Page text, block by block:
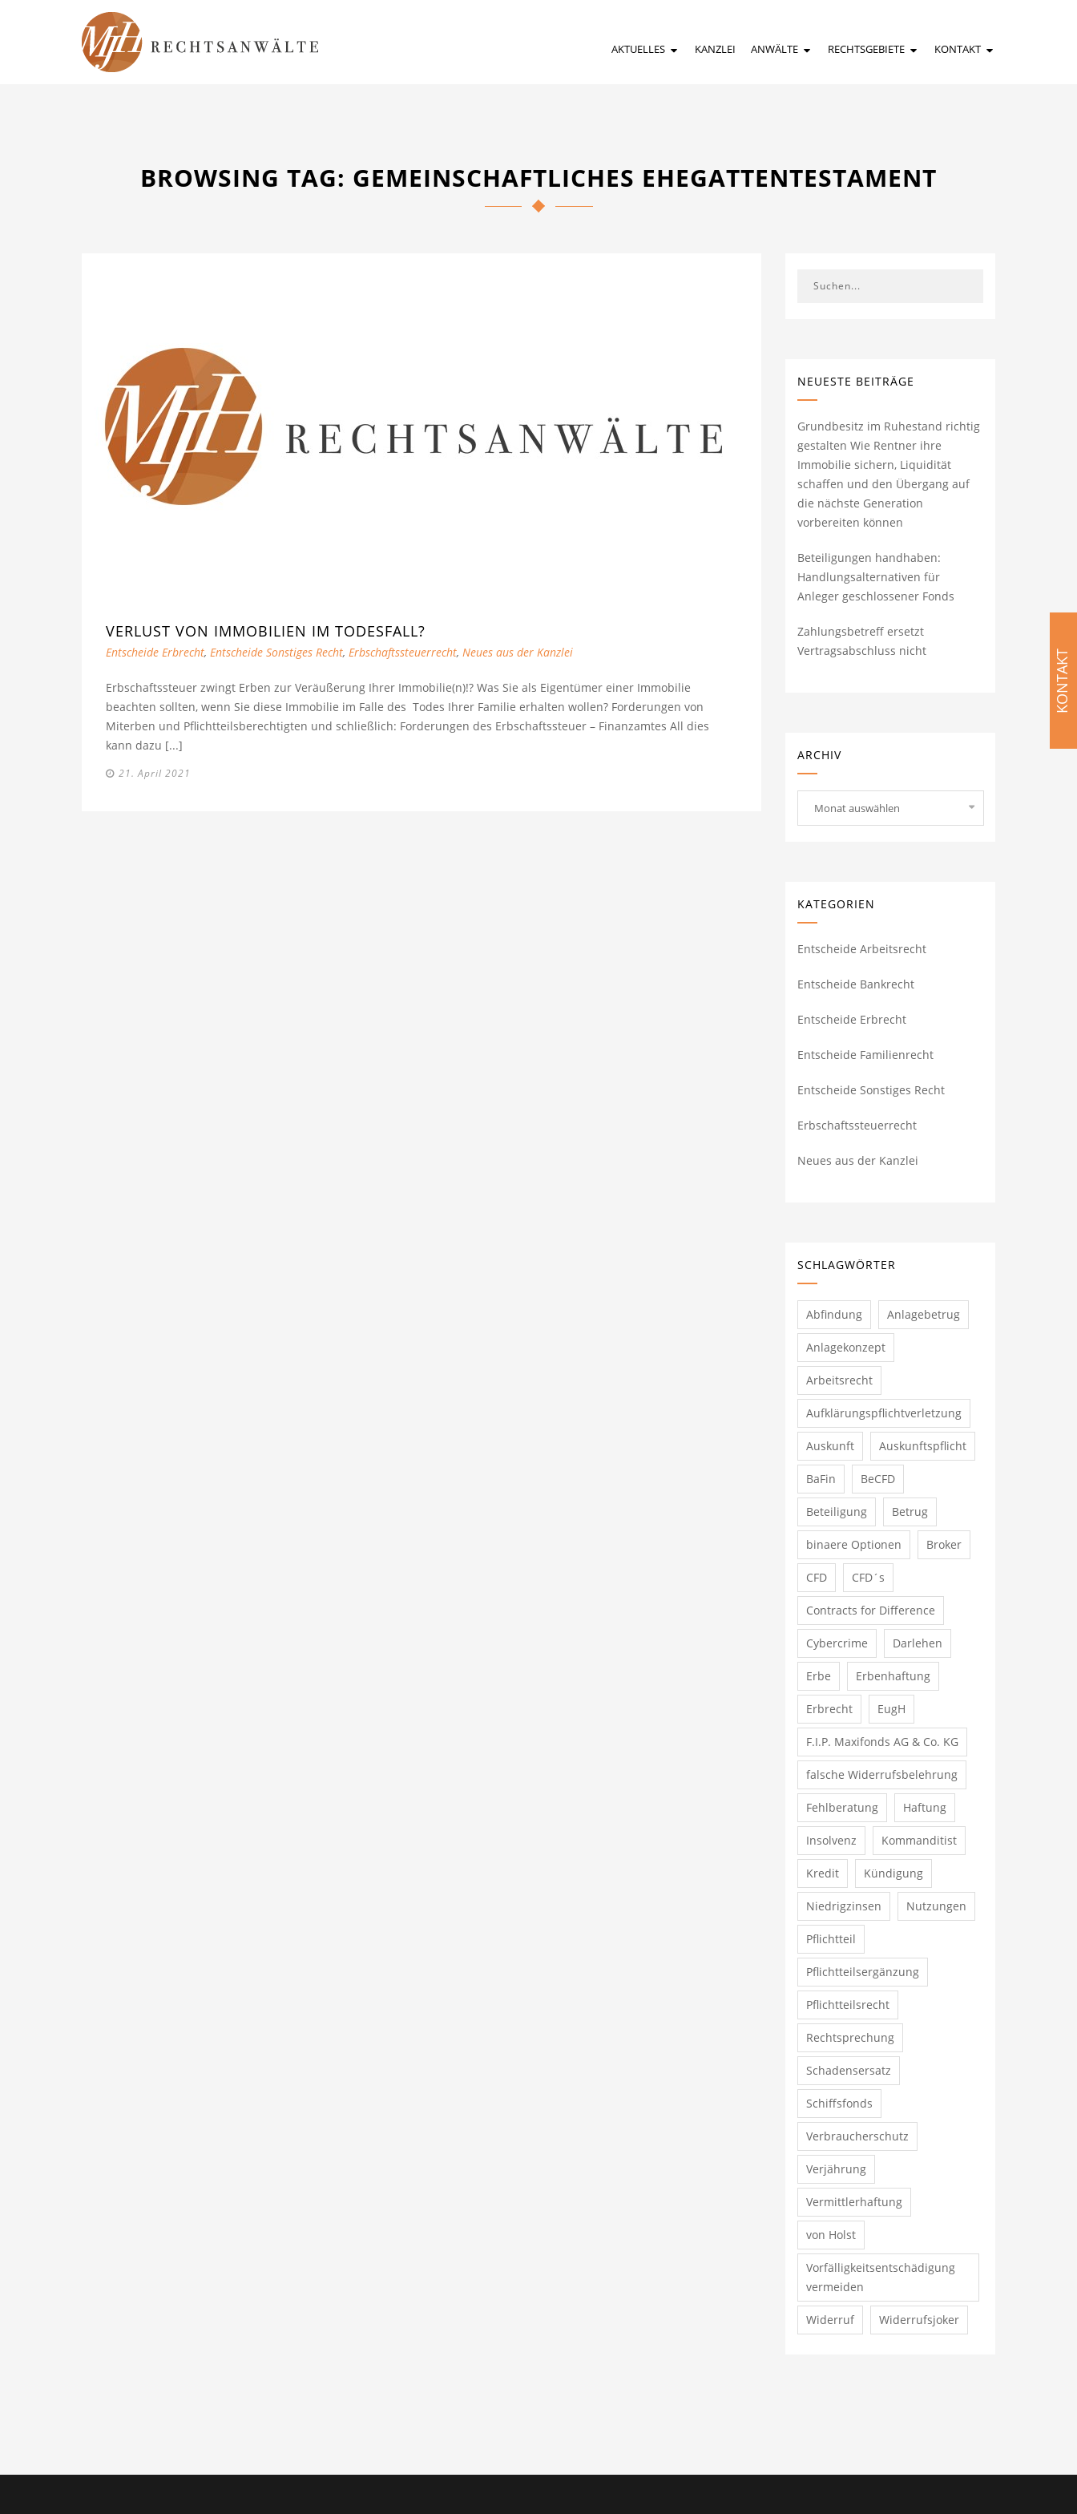
AKTUELLES KANZLEI ANWÄLTE RECHTSGEBIETE KONTAKT
BROWSING TAG: GEMEINSCHAFTLICHES EHEGATTENTESTAMENT
VERLUST VON IMMOBILIEN IM TODESFALL?
Entscheide Erbrecht, Entscheide Sonstiges Recht, Erbschaftssteuerrecht, Neues aus der Kanzlei
Erbschaftssteuer zwingt Erben zur Veräußerung Ihrer Immobilie(n)!? Was Sie als Eigentümer einer Immobilie
beachten sollten, wenn Sie diese Immobilie im Falle des Todes Ihrer Familie erhalten wollen? Forderungen von
Miterben und Pflichtteilsberechtigten und schließlich: Forderungen des Erbschaftssteuer – Finanzamtes All dies
kann dazu [...]
21. April 2021
NEUESTE BEITRÄGE
Grundbesitz im Ruhestand richtig
gestalten Wie Rentner ihre
Immobilie sichern, Liquidität
schaffen und den Übergang auf
die nächste Generation
vorbereiten können
Beteiligungen handhaben:
Handlungsalternativen für
Anleger geschlossener Fonds
Zahlungsbetreff ersetzt
Vertragsabschluss nicht
ARCHIV
Monat auswählen
KATEGORIEN
Entscheide Arbeitsrecht
Entscheide Bankrecht
Entscheide Erbrecht
Entscheide Familienrecht
Entscheide Sonstiges Recht
Erbschaftssteuerrecht
Neues aus der Kanzlei
SCHLAGWÖRTER
Abfindung Anlagebetrug
Anlagekonzept
Arbeitsrecht
Aufklärungspflichtverletzung
Auskunft Auskunftspflicht
BaFin BeCFD
Beteiligung Betrug
binaere Optionen Broker
CFD CFD´s
Contracts for Difference
Cybercrime Darlehen
Erbe Erbenhaftung
Erbrecht EugH
F.I.P. Maxifonds AG & Co. KG
falsche Widerrufsbelehrung
Fehlberatung Haftung
Insolvenz Kommanditist
Kredit Kündigung
Niedrigzinsen Nutzungen
Pflichtteil
Pflichtteilsergänzung
Pflichtteilsrecht
Rechtsprechung
Schadensersatz
Schiffsfonds
Verbraucherschutz
Verjährung
Vermittlerhaftung
von Holst
Vorfälligkeitsentschädigung
vermeiden
Widerruf Widerrufsjoker
KONTAKT